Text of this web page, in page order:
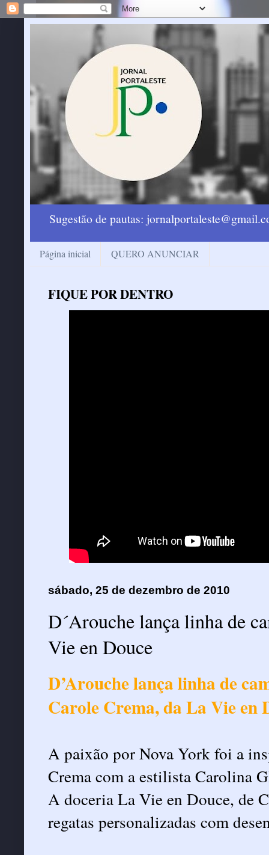
Sugestão de pautas:
Página inicial QUERO ANUNCIAR
FIQUE POR DENTRO
sábado, 25 de dezembro de 2010
D´Arouche lança linha de
D’Arouche lança linha de
Carole Crema, da La Vie en
A paixão por Nova York foi a
Crema com a estilista Carolina
A doceria La Vie en Douce, de
regatas personalizadas com